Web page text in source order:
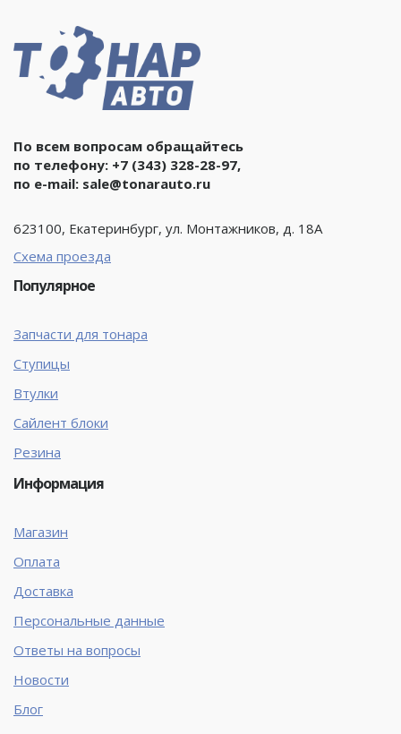
По всем вопросам обращайтесь
по телефону: +7 (343) 328-28-97,
по e-mail: sale@tonarauto.ru
623100, Екатеринбург, ул. Монтажников, д. 18А
Схема проезда
Популярное
Запчасти для тонара
Ступицы
Втулки
Сайлент блоки
Резина
Информация
Магазин
Оплата
Доставка
Персональные данные
Ответы на вопросы
Новости
Блог